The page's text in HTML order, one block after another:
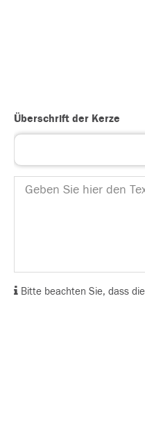
Überschrift der Kerze
Bitte beachten Sie, dass